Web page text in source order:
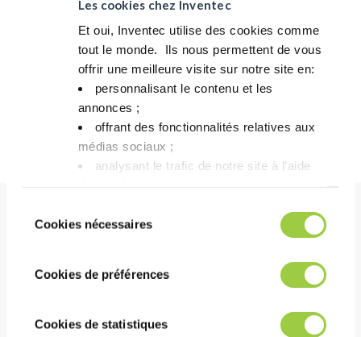
Les cookies chez Inventec
Et oui, Inventec utilise des cookies comme
tout le monde. ​ Ils nous permettent de vous
offrir une meilleure visite sur notre site en:​
personnalisant le contenu et les
annonces ;​
offrant des fonctionnalités relatives aux
médias sociaux ; ​
analysant le trafic de notre site à l’aide
refuser ou de les paramétrer.​ Pas de
panique, vous pourrez également modifier à
tout moment vos choix dans l'onglet Gérer
les cookies.​ ​ ​
duCookies nécessaires
Cookies de préférences
Cookies de statistiques
铜腐蚀测试 通过 ANSI/J-STD-004
表面绝缘电阻 (IPC) 通过 ANSI/J-STD-004
表面绝缘电阻
通过